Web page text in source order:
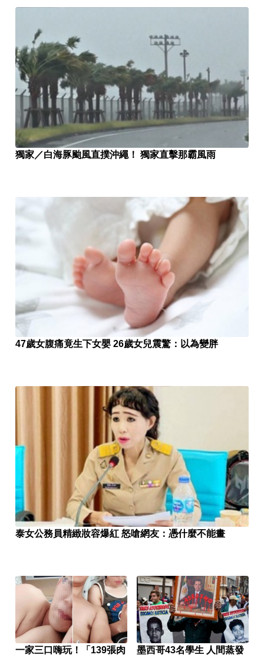
獨家／白海豚颱風直撲沖繩！ 獨家直擊那霸風雨
47歲女腹痛竟生下女嬰 26歲女兒震驚：以為變胖
泰女公務員精緻妝容爆紅 怒嗆網友：憑什麼不能畫
一家三口嗨玩！「139張肉
墨西哥43名學生 人間蒸發